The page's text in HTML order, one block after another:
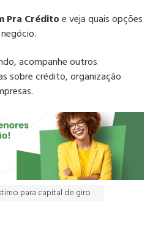
Pra Créditoe veja quais opções
acompanhe outros
sobre crédito, organização
para capital de giro